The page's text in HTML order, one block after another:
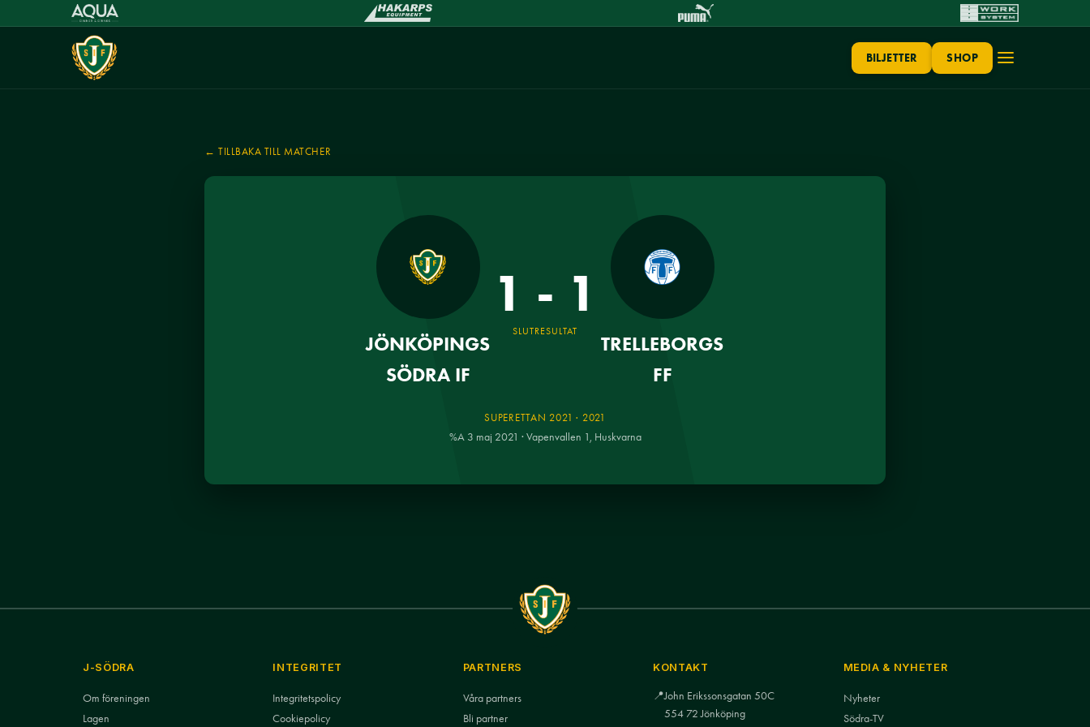
BILJETTER SHOP
← TILLBAKA TILL MATCHER
JÖNKÖPINGS
SÖDRA IF
1 - 1
SLUTRESULTAT
TRELLEBORGS
FF
SUPERETTAN 2021 · 2021
%A 3 maj 2021 · Vapenvallen 1, Huskvarna
J-SÖDRA
Om föreningen
Lagen
INTEGRITET
Integritetspolicy
Cookiepolicy
PARTNERS
Våra partners
Bli partner
KONTAKT
📍John Erikssonsgatan 50C
554 72 Jönköping
MEDIA & NYHETER
Nyheter
Södra-TV